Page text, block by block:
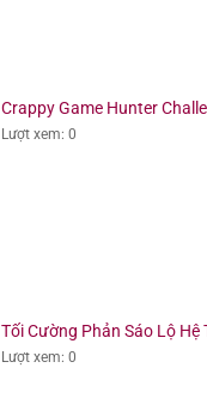
Crappy Game Hunter
Lượt xem: 0
Tối Cường Phản Sáo Lộ Hệ
Lượt xem: 0